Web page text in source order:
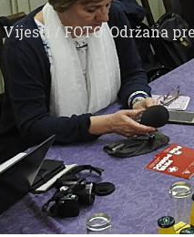
Vijesti / FOTO: Održana